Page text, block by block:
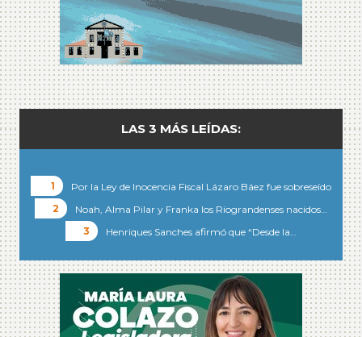
LAS 3 MÁS LEÍDAS:
Por la Ley de Inocencia Fiscal Lázaro Báez fue sobreseído
Noah, Alma Pilar y Franka los Riograndenses nacidos…
Henriques Sanches afirmó que “Desde la…